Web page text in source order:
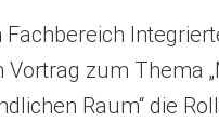
zum Thema
Raum“ die